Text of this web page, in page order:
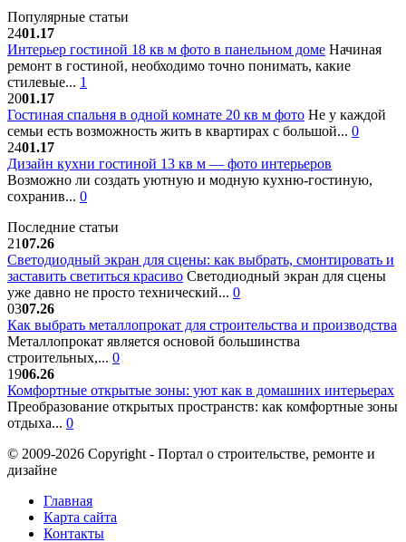
Популярные статьи
2401.17
Интерьер гостиной 18 кв м фото в панельном доме Начиная
ремонт в гостиной, необходимо точно понимать, какие
стилевые... 1
2001.17
Гостиная спальня в одной комнате 20 кв м фото Не у каждой
семьи есть возможность жить в квартирах с большой... 0
2401.17
Дизайн кухни гостиной 13 кв м — фото интерьеров
Возможно ли создать уютную и модную кухню-гостиную,
сохранив... 0
Последние статьи
2107.26
Светодиодный экран для сцены: как выбрать, смонтировать и
заставить светиться красиво Светодиодный экран для сцены
уже давно не просто технический... 0
0307.26
Как выбрать металлопрокат для строительства и производства
Металлопрокат является основой большинства
строительных,... 0
1906.26
Комфортные открытые зоны: уют как в домашних интерьерах
Преобразование открытых пространств: как комфортные зоны
отдыха... 0
© 2009-2026 Copyright - Портал о строительстве, ремонте и
дизайне
Главная
Карта сайта
Контакты